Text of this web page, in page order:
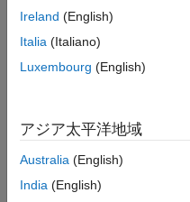
ジ
注目の例
Read GPS Data from
Read GPS data from PX4
Design and Tune
Autopilot
Ireland (English)
Italia (Italiano)
Luxembourg (English)
アジア太平洋地域
Australia (English)
India (English)